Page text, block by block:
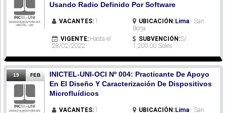
Usando Radio Definido Por Software
VACANTES: 1 UBICACIÓN: Lima - San
Borja
VIGENTE: Hasta el
28/02/2022
SUBVENCIÓN:S/.
1,200.00 Soles
19 FEB
INICTEL-UNI-OCI Nº 004: Practicante De Apoyo
En El Diseño Y Caracterización De Dispositivos
Microfluídicos
VACANTES: 1 UBICACIÓN:Lima - San